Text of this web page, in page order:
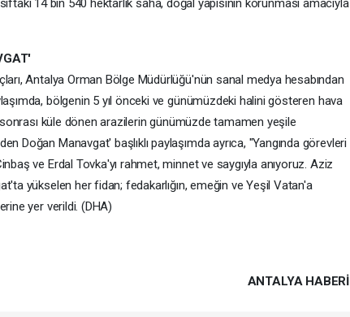
14 bin 540 hektarlık saha, doğal yapısının korunması amacıyla
Antalya Orman Bölge Müdürlüğü'nün sanal medya hesabından
bölgenin 5 yıl önceki ve günümüzdeki halini gösteren hava
küle dönen arazilerin günümüzde tamamen yeşile
Doğan Manavgat' başlıklı paylaşımda ayrıca, "Yangında görevleri
ve Erdal Tovka'yı rahmet, minnet ve saygıyla anıyoruz. Aziz
yükselen her fidan; fedakarlığın, emeğin ve Yeşil Vatan'a
yer verildi. (DHA)
ANTALYA HABERİ